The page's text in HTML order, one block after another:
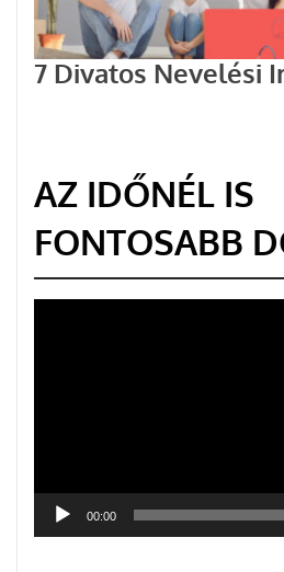
7 Divatos Nevelési
AZ IDŐNÉL IS
FONTOSABB
00:00